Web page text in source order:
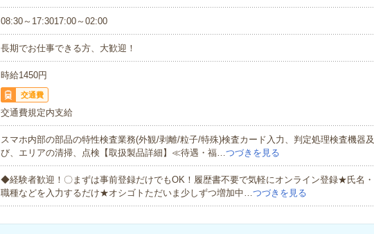
08:30～17:3017:00～02:00
長期でお仕事できる方、大歓迎！
時給1450円
交通費
交通費規定内支給
スマホ内部の部品の特性検査業務(外観/剥離/粒子/特殊)検査カード入力、判定処理検査機器及
び、エリアの清掃、点検【取扱製品詳細】≪待遇・福…つづきを見る
◆経験者歓迎！〇まずは事前登録だけでもOK！履歴書不要で気軽にオンライン登録★氏名・
職種などを入力するだけ★オシゴトただいま少しずつ増加中…つづきを見る